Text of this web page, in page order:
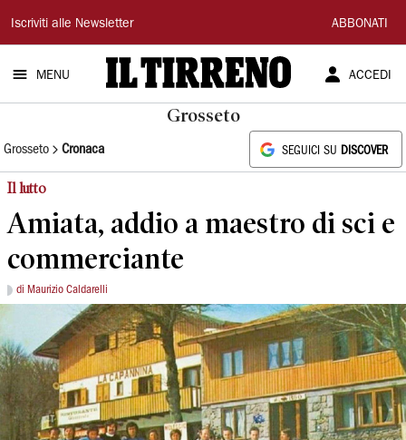
Il
Tirreno
Iscriviti alle Newsletter ABBONATI
MENU ACCEDI
Grosseto
Grosseto Cronaca SEGUICI SU DISCOVER
Il lutto
Amiata, addio a maestro di sci e
commerciante
di Maurizio Caldarelli